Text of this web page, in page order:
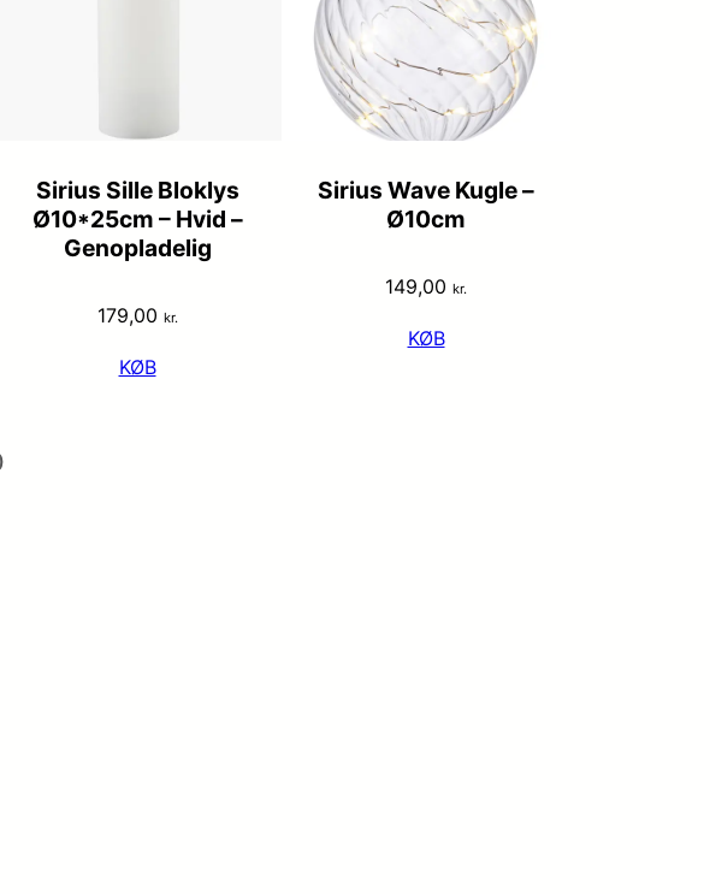
Sirius Sille Bloklys
Ø10*25cm – Hvid –
Genopladelig
179,00 kr.
KØB
Sirius Wave Kugle –
Ø10cm
149,00 kr.
KØB